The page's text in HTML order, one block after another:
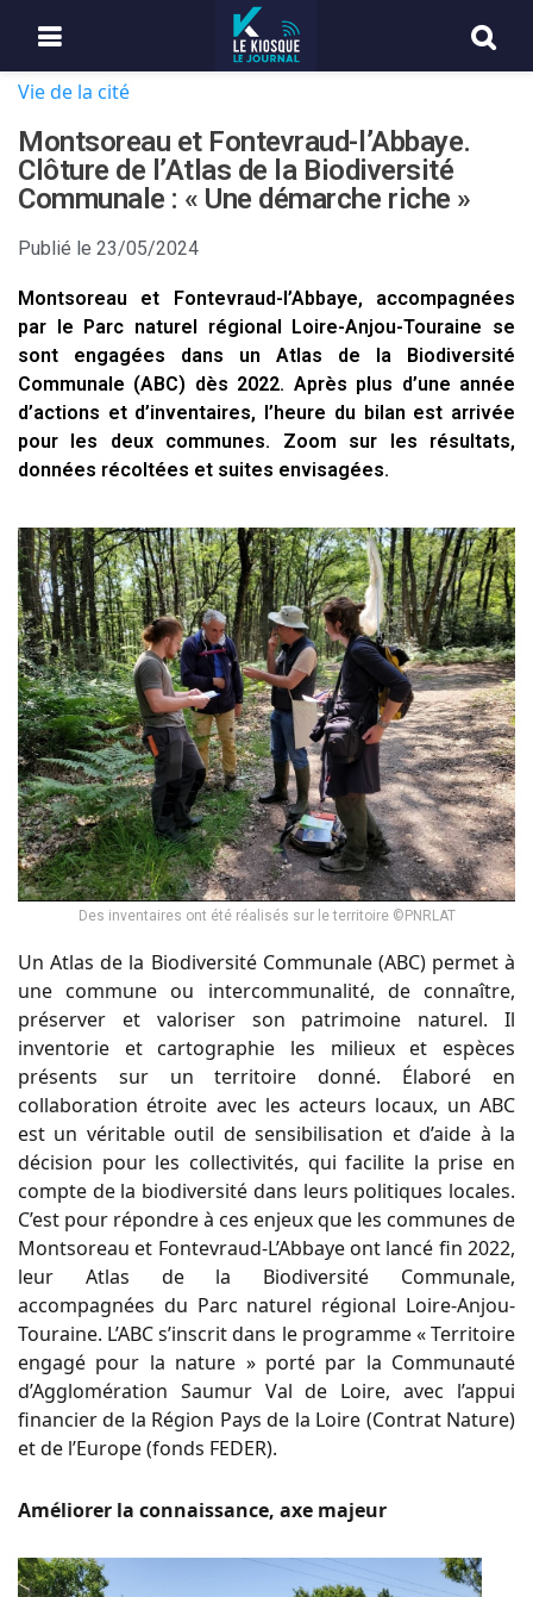
Vie de la cité
Montsoreau et Fontevraud-l’Abbaye.
Clôture de l’Atlas de la Biodiversité
Communale : « Une démarche riche »
Publié le 23/05/2024
Montsoreau et Fontevraud-l’Abbaye, accompagnées
par le Parc naturel régional Loire-Anjou-Touraine se
sont engagées dans un Atlas de la Biodiversité
Communale (ABC) dès 2022. Après plus d’une année
d’actions et d’inventaires, l’heure du bilan est arrivée
pour les deux communes. Zoom sur les résultats,
données récoltées et suites envisagées.
Des inventaires ont été réalisés sur le territoire ©PNRLAT
Un Atlas de la Biodiversité Communale (ABC) permet à
une commune ou intercommunalité, de connaître,
préserver et valoriser son patrimoine naturel. Il
inventorie et cartographie les milieux et espèces
présents sur un territoire donné. Élaboré en
collaboration étroite avec les acteurs locaux, un ABC
est un véritable outil de sensibilisation et d’aide à la
décision pour les collectivités, qui facilite la prise en
compte de la biodiversité dans leurs politiques locales.
C’est pour répondre à ces enjeux que les communes de
Montsoreau et Fontevraud-L’Abbaye ont lancé fin 2022,
leur Atlas de la Biodiversité Communale,
accompagnées du Parc naturel régional Loire-Anjou-
Touraine. L’ABC s’inscrit dans le programme « Territoire
engagé pour la nature » porté par la Communauté
d’Agglomération Saumur Val de Loire, avec l’appui
financier de la Région Pays de la Loire (Contrat Nature)
et de l’Europe (fonds FEDER).
Améliorer la connaissance, axe majeur